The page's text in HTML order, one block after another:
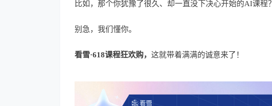
比如，那个你犹豫了很久、却一直没下决心开始的AI课程？
别急，我们懂你。
看雪·618课程狂欢购， 这就带着满满的诚意来了！